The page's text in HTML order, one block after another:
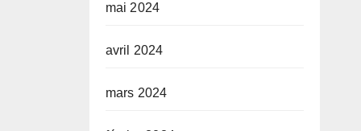
mai 2024
avril 2024
mars 2024